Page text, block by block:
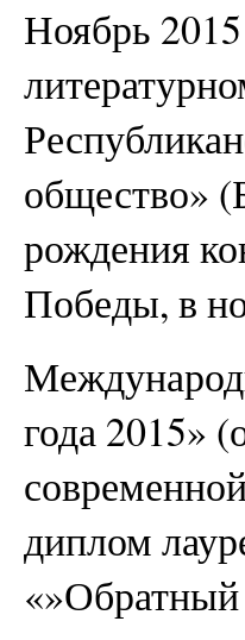
Ноябрь
общество»
рождения
Победы, в
года 2015»
диплом
«»Обратный